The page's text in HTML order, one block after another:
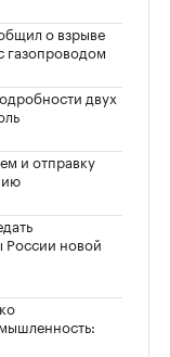
о взрыве
газопроводом
двух
и отправку
России новой